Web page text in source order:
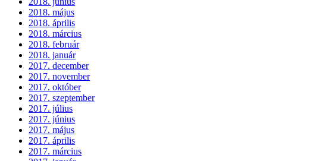
2018. május
2018. április
2018. március
2018. február
2018. január
2017. december
2017. november
2017. október
2017. szeptember
2017. július
2017. június
2017. május
2017. április
2017. március